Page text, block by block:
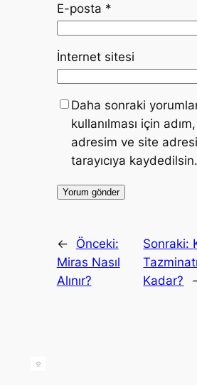
E-posta *
İnternet sitesi
Daha sonraki
kullanılması için
adresim ve site
tarayıcıya kaydedilsin.
←
Önceki:
Miras Nasıl
Alınır?
Sonraki:
Kadar?